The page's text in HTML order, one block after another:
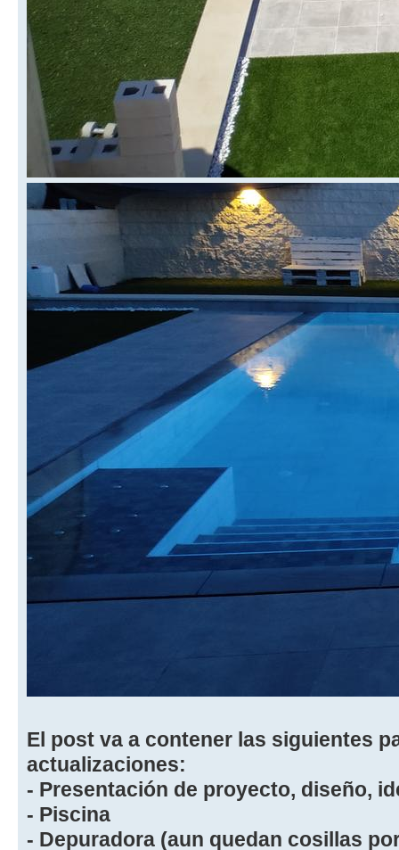
El post va a contener las siguientes
actualizaciones:
- Presentación de proyecto, diseño,
- Piscina
- Depuradora (aun quedan cosillas